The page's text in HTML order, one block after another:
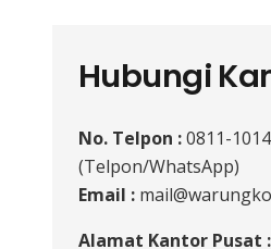
Hubungi
No. Telpon :0811-
(Telpon/WhatsApp)
Email :
Alamat Kantor Pusat :